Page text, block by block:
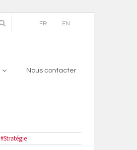
FR EN
Nous contacter
#Stratégie